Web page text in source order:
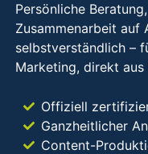
Persönliche
Zusammenarbeit auf
selbstverständlich –
Marketing, direkt aus
Offiziell
Ganzheitlicher
Content-